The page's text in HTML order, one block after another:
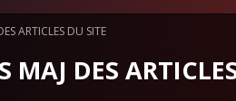
ARTICLES DU SITE
MAJ DES